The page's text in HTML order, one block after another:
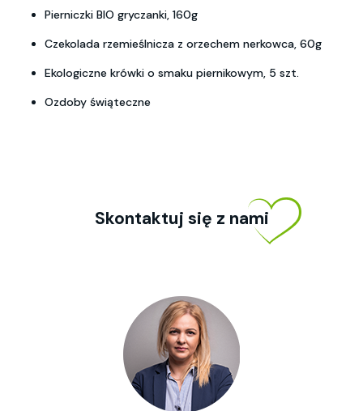
Pierniczki BIO gryczanki, 160g
Czekolada rzemieślnicza z orzechem nerkowca, 60g
Ekologiczne krówki o smaku piernikowym, 5 szt.
Ozdoby świąteczne
Skontaktuj się z nami